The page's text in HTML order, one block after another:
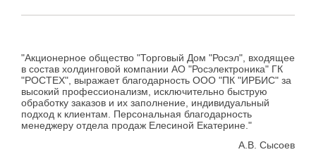
"Акционерное общество "Торговый Дом "Росэл", входящее
в состав холдинговой компании АО "Росэлектроника" ГК
"РОСТЕХ", выражает благодарность ООО "ПК "ИРБИС" за
высокий профессионализм, исключительно быструю
обработку заказов и их заполнение, индивидуальный
подход к клиентам. Персональная благодарность
менеджеру отдела продаж Елесиной Екатерине."
А.В. Сысоев